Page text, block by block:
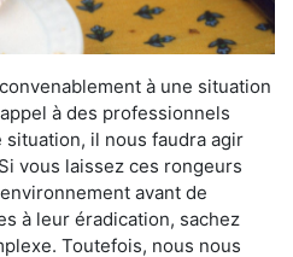
à une situation
à des professionnels
il nous faudra agir
vous laissez ces rongeurs
avant de
à leur éradication, sachez
Toutefois, nous nous